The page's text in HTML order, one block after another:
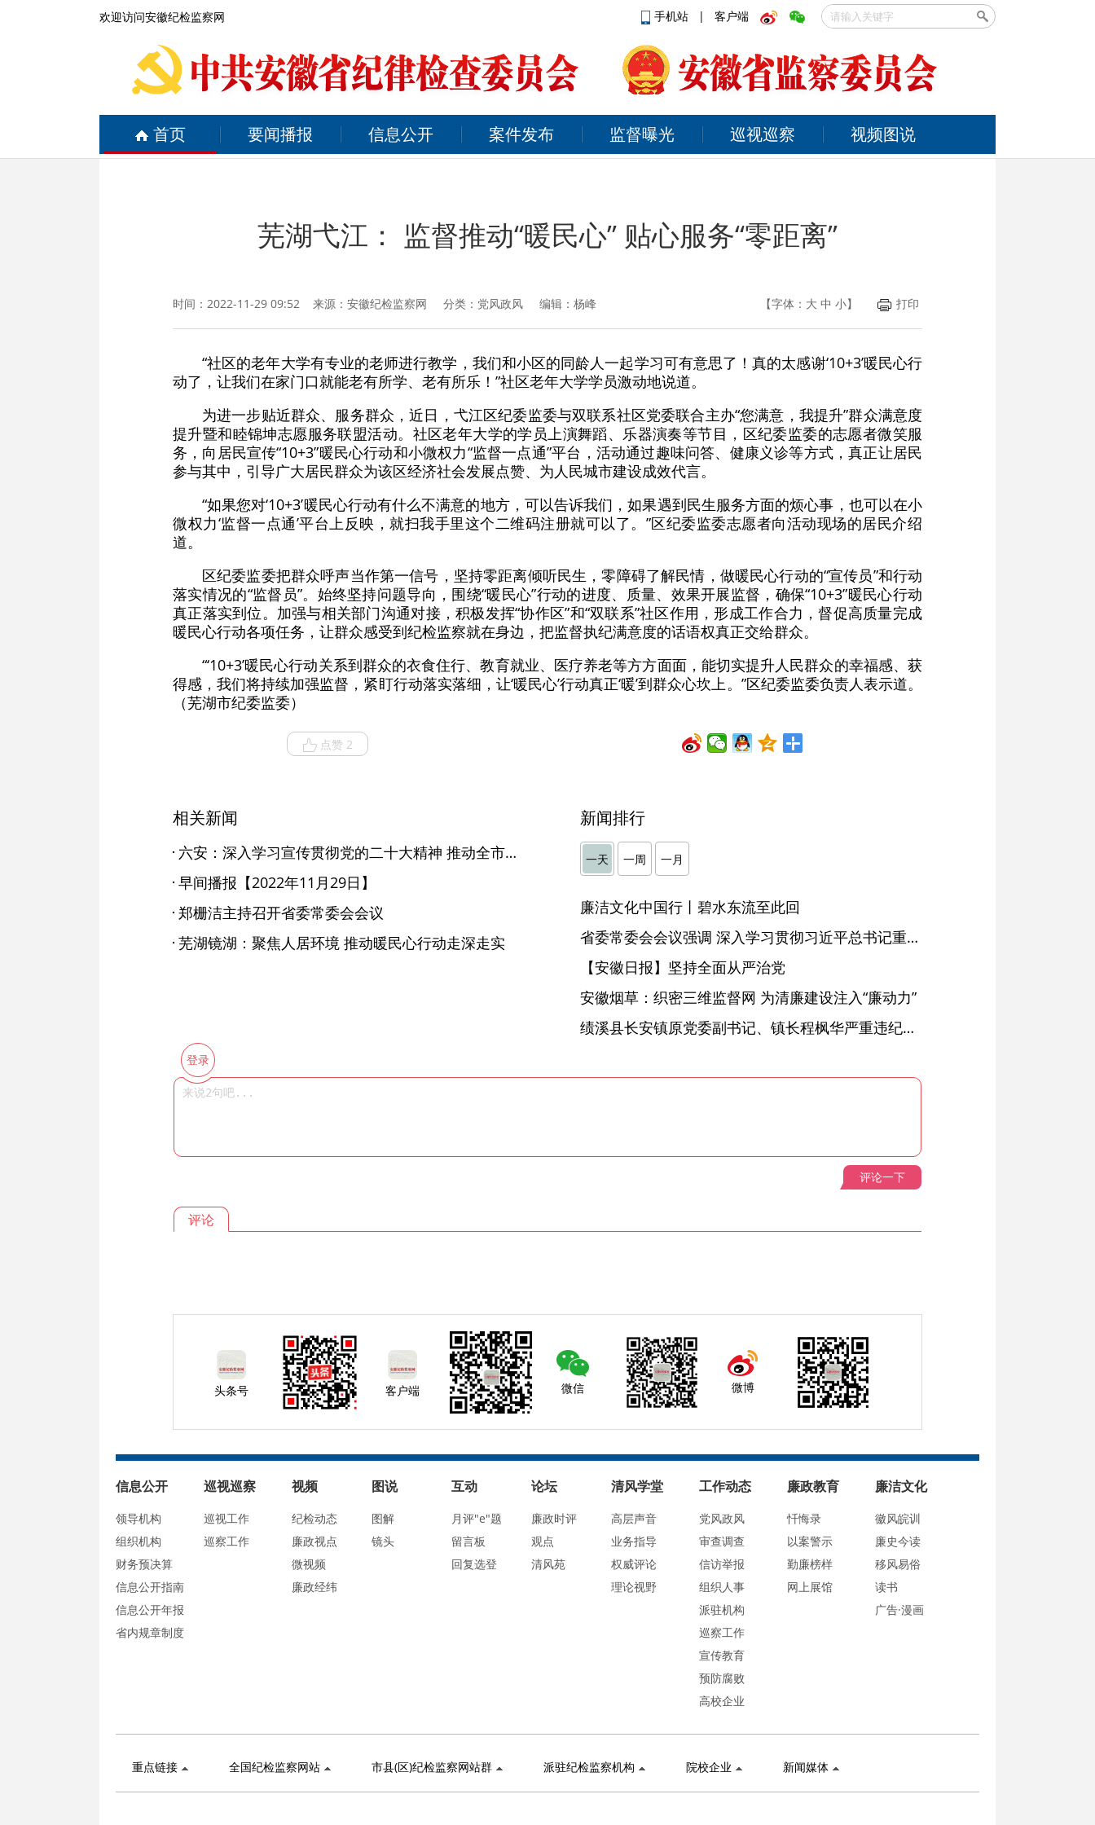
欢迎访问安徽纪检监察网 手机站 | 客户端
首页 要闻播报 信息公开 案件发布 监督曝光 巡视巡察 视频图说
芜湖弋江： 监督推动“暖民心” 贴心服务“零距离”
时间：2022-11-29 09:52 来源： 安徽纪检监察网 分类：党风政风 编辑：杨峰 【字体： 大 中 小】 打印
“社区的老年大学有专业的老师进行教学，我们和小区的同龄人一起学习可有意思了！真的太感谢‘10+3’暖民心行
动了，让我们在家门口就能老有所学、老有所乐！”社区老年大学学员激动地说道。
为进一步贴近群众、服务群众，近日，弋江区纪委监委与双联系社区党委联合主办“您满意，我提升”群众满意度
提升暨和睦锦坤志愿服务联盟活动。社区老年大学的学员上演舞蹈、乐器演奏等节目，区纪委监委的志愿者微笑服
务，向居民宣传“10+3”暖民心行动和小微权力“监督一点通”平台，活动通过趣味问答、健康义诊等方式，真正让居民
参与其中，引导广大居民群众为该区经济社会发展点赞、为人民城市建设成效代言。
“如果您对‘10+3’暖民心行动有什么不满意的地方，可以告诉我们，如果遇到民生服务方面的烦心事，也可以在小
微权力‘监督一点通’平台上反映，就扫我手里这个二维码注册就可以了。”区纪委监委志愿者向活动现场的居民介绍
道。
区纪委监委把群众呼声当作第一信号，坚持零距离倾听民生，零障碍了解民情，做暖民心行动的“宣传员”和行动
落实情况的“监督员”。始终坚持问题导向，围绕“暖民心”行动的进度、质量、效果开展监督，确保“10+3”暖民心行动
真正落实到位。加强与相关部门沟通对接，积极发挥“协作区”和“双联系”社区作用，形成工作合力，督促高质量完成
暖民心行动各项任务，让群众感受到纪检监察就在身边，把监督执纪满意度的话语权真正交给群众。
“‘10+3’暖民心行动关系到群众的衣食住行、教育就业、医疗养老等方方面面，能切实提升人民群众的幸福感、获
得感，我们将持续加强监督，紧盯行动落实落细，让‘暖民心’行动真正‘暖’到群众心坎上。”区纪委监委负责人表示道。
（芜湖市纪委监委）
点赞 2
相关新闻
六安：深入学习宣传贯彻党的二十大精神 推动全市纪检监察工作高质量发展
早间播报【2022年11月29日】
郑栅洁主持召开省委常委会会议
芜湖镜湖：聚焦人居环境 推动暖民心行动走深走实
新闻排行
一天 一周 一月
廉洁文化中国行丨碧水东流至此回
省委常委会会议强调 深入学习贯彻习近平总书记重要讲话精神 以高质量党建引领高质量发展 梁言顺主持并讲话
【安徽日报】坚持全面从严治党
安徽烟草：织密三维监督网 为清廉建设注入“廉动力”
绩溪县长安镇原党委副书记、镇长程枫华严重违纪违法被开除党籍和公职
登录
评论一下
评论
头条号 客户端 微信 微博
信息公开
领导机构
组织机构
财务预决算
信息公开指南
信息公开年报
省内规章制度
巡视巡察
巡视工作
巡察工作
视频
纪检动态
廉政视点
微视频
廉政经纬
图说
图解
镜头
互动
月评"e"题
留言板
回复选登
论坛
廉政时评
观点
清风苑
清风学堂
高层声音
业务指导
权威评论
理论视野
工作动态
党风政风
审查调查
信访举报
组织人事
派驻机构
巡察工作
宣传教育
预防腐败
高校企业
廉政教育
忏悔录
以案警示
勤廉榜样
网上展馆
廉洁文化
徽风皖训
廉史今读
移风易俗
读书
广告·漫画
重点链接 全国纪检监察网站 市县(区)纪检监察网站群 派驻纪检监察机构 院校企业 新闻媒体